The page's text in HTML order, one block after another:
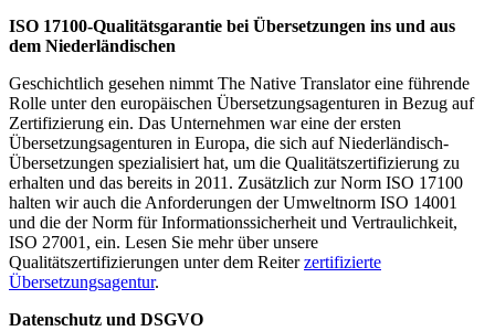
ISO 17100-Qualitätsgarantie bei Übersetzungen ins und aus
dem Niederländischen
Geschichtlich gesehen nimmt The Native Translator eine führende
Rolle unter den europäischen Übersetzungsagenturen in Bezug auf
Zertifizierung ein. Das Unternehmen war eine der ersten
Übersetzungsagenturen in Europa, die sich auf Niederländisch-
Übersetzungen spezialisiert hat, um die Qualitätszertifizierung zu
erhalten und das bereits in 2011. Zusätzlich zur Norm ISO 17100
halten wir auch die Anforderungen der Umweltnorm ISO 14001
und die der Norm für Informationssicherheit und Vertraulichkeit,
ISO 27001, ein. Lesen Sie mehr über unsere
Qualitätszertifizierungen unter dem Reiterzertifizierte
Übersetzungsagentur.
Datenschutz und DSGVO